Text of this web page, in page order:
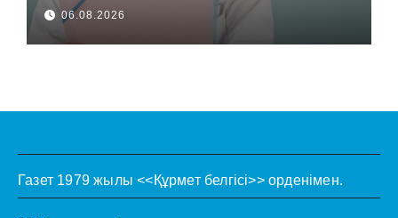
06.08.2026
Газет 1979 жылы <<Құрмет белгісі>> орденімен.